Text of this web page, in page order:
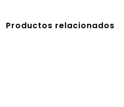
Productos relacionados